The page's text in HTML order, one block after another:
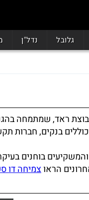
גלובל נדל"ן
ראד, שמתמחה
בנקים, חברות
בוחנים
הראוצמיחה דו